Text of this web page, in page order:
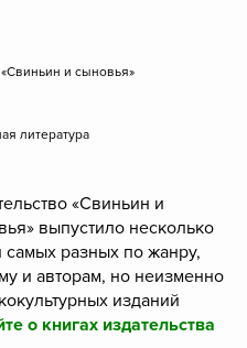
и сыновья»
литература
«Свиньин и
выпустило несколько
самых разных по жанру,
и авторам, но неизменно
изданий
о книгах издательства